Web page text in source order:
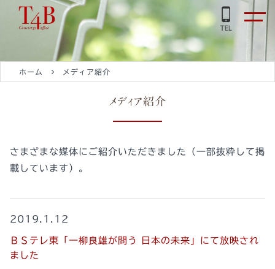
ホーム メディア紹介
メディア紹介
さまざまな媒体にご紹介いただきました（一部抜粋して掲
載しています）。
2019.1.12
ＢＳテレ東「一柳良雄が問う 日本の未来」にて放映され
ました